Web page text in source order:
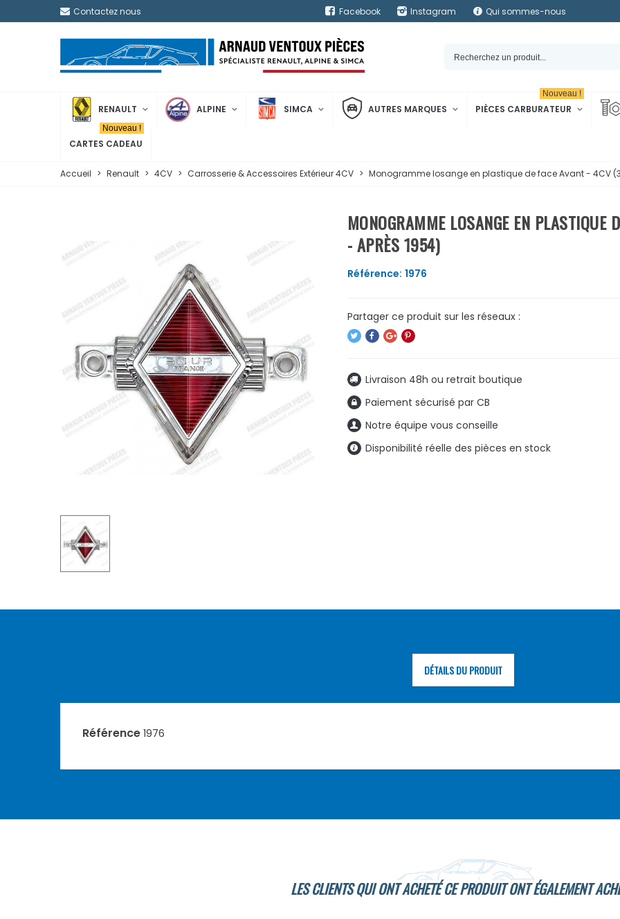
Contactez nous Facebook Instagram Qui sommes-nous
RENAULT ALPINE SIMCA AUTRES MARQUES PIÈCES CARBURATEUR
Nouveau !
CARTES CADEAU
Nouveau !
Accueil > Renault > 4CV > Carrosserie & Accessoires Extérieur 4CV > Monogramme losange en plastique de face Avant - 4CV
MONOGRAMME LOSANGE EN PLASTIQUE
- APRÈS 1954)
Référence: 1976
Livraison 48h ou retrait boutique
Paiement sécurisé par CB
Notre équipe vous conseille
Disponibilité réelle des pièces en stock
DÉTAILS DU PRODUIT
Référence 1976
LES CLIENTS QUI ONT ACHETÉ CE PRODUIT ONT ÉGALEMENT